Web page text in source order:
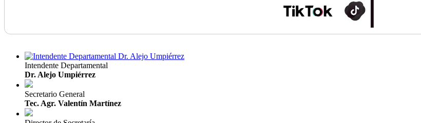
Intendente Departamental
Dr. Alejo Umpiérrez
Secretario General
Tec. Agr. Valentín Martínez